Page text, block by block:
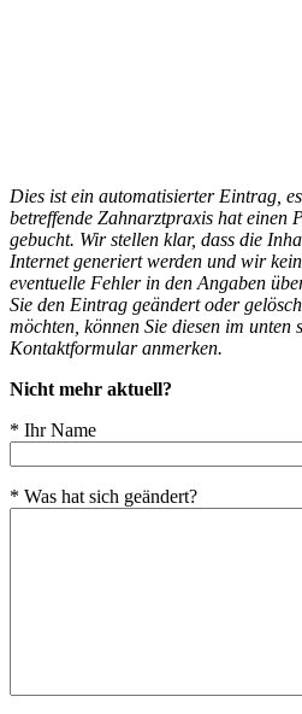
Dies ist ein automatisierter Eintrag,
betreffende Zahnarztpraxis hat einen
gebucht. Wir stellen klar, dass die
Internet generiert werden und wir
eventuelle Fehler in den Angaben
Sie den Eintrag geändert oder
möchten, können Sie diesen im unten
Kontaktformular anmerken.
Nicht mehr aktuell?
* Ihr Name
* Was hat sich geändert?